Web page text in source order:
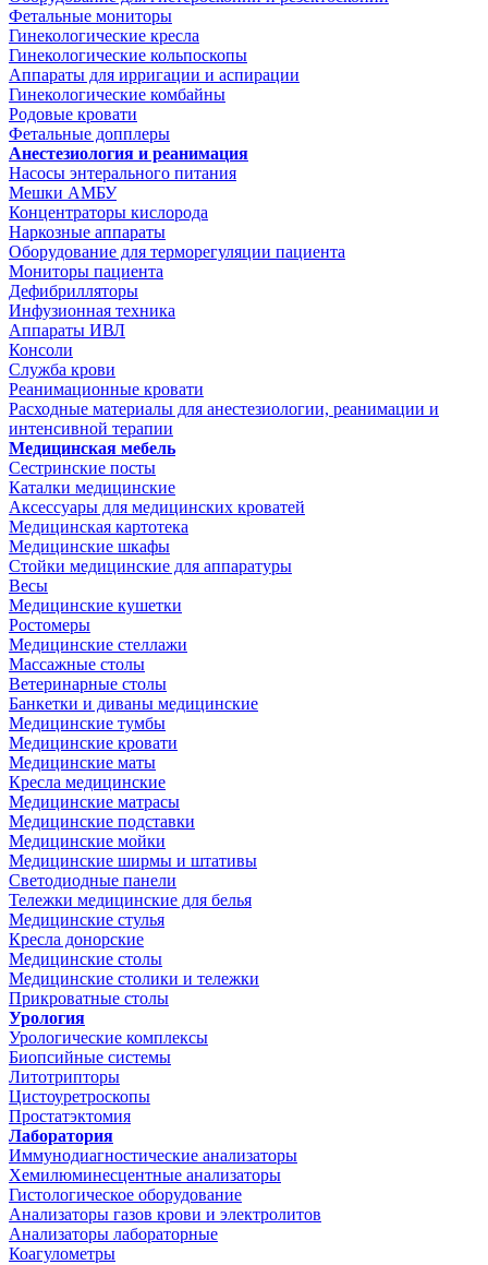
Фетальные мониторы
Гинекологические кресла
Гинекологические кольпоскопы
Аппараты для ирригации и аспирации
Гинекологические комбайны
Родовые кровати
Фетальные допплеры
Анестезиология и реанимация
Насосы энтерального питания
Мешки АМБУ
Концентраторы кислорода
Наркозные аппараты
Оборудование для терморегуляции пациента
Мониторы пациента
Дефибрилляторы
Инфузионная техника
Аппараты ИВЛ
Консоли
Служба крови
Реанимационные кровати
Расходные материалы для анестезиологии, реанимации и
интенсивной терапии
Медицинская мебель
Сестринские посты
Каталки медицинские
Аксессуары для медицинских кроватей
Медицинская картотека
Медицинские шкафы
Стойки медицинские для аппаратуры
Весы
Медицинские кушетки
Ростомеры
Медицинские стеллажи
Массажные столы
Ветеринарные столы
Банкетки и диваны медицинские
Медицинские тумбы
Медицинские кровати
Медицинские маты
Кресла медицинские
Медицинские матрасы
Медицинские подставки
Медицинские мойки
Медицинские ширмы и штативы
Светодиодные панели
Тележки медицинские для белья
Медицинские стулья
Кресла донорские
Медицинские столы
Медицинские столики и тележки
Прикроватные столы
Урология
Урологические комплексы
Биопсийные системы
Литотрипторы
Цистоуретроскопы
Простатэктомия
Лаборатория
Иммунодиагностические анализаторы
Хемилюминесцентные анализаторы
Гистологическое оборудование
Анализаторы газов крови и электролитов
Анализаторы лабораторные
Коагулометры